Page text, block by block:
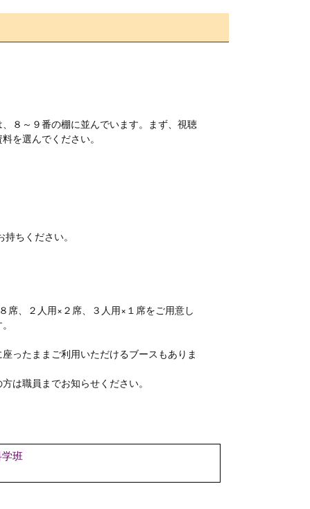
、８～９番の棚に並んでいます。まず、視聴
を選んでください。
ちください。
席、２人用×２席、３人用×１席をご用意し
ったままご利用いただけるブースもありま
は職員までお知らせください。
班